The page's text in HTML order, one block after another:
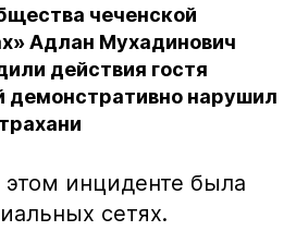
чеченской
Адлан Мухадинович
действия гостя
демонстративно нарушил
инциденте была
сетях.